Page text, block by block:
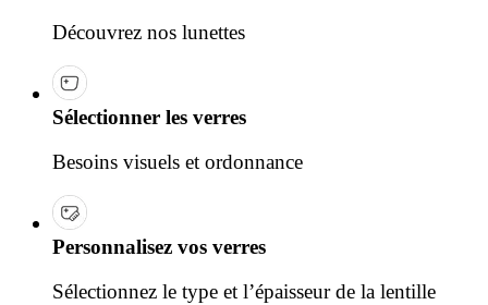
Découvrez nos lunettes
Sélectionner les verres
Besoins visuels et ordonnance
Personnalisez vos verres
Sélectionnez le type et l’épaisseur de la lentille